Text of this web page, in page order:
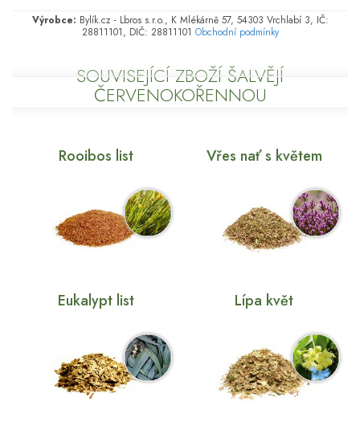
Výrobce: Bylík.cz - Lbros s.r.o., K Mlékárně 57, 54303 Vrchlabí 3, IČ:
28811101, DIČ: 28811101 Obchodní podmínky
SOUVISEJÍCÍ ZBOŽÍ ŠALVĚJÍ
ČERVENOKOŘENNOU
Rooibos list Vřes nať s květem
Eukalypt list Lípa květ